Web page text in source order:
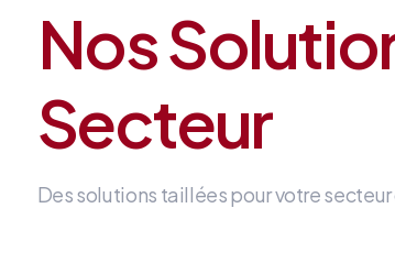
Nos
Secteur
Des solutions taillées pour votre